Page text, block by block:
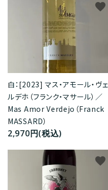
白：[2023] マス・アモール・ヴェ
ルデホ（フランク・マサール）／
Mas Amor Verdejo（Franck
MASSARD）
2,970円(税込)
favorite
favorite